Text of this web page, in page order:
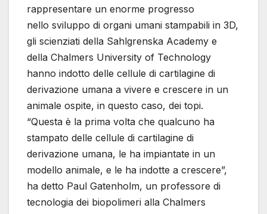
rappresentare un enorme progresso
nello sviluppo di organi umani stampabili in 3D,
gli scienziati della Sahlgrenska Academy e
della Chalmers University of Technology
hanno indotto delle cellule di cartilagine di
derivazione umana a vivere e crescere in un
animale ospite, in questo caso, dei topi.
“Questa è la prima volta che qualcuno ha
stampato delle cellule di cartilagine di
derivazione umana, le ha impiantate in un
modello animale, e le ha indotte a crescere”,
ha detto Paul Gatenholm, un professore di
tecnologia dei biopolimeri alla Chalmers